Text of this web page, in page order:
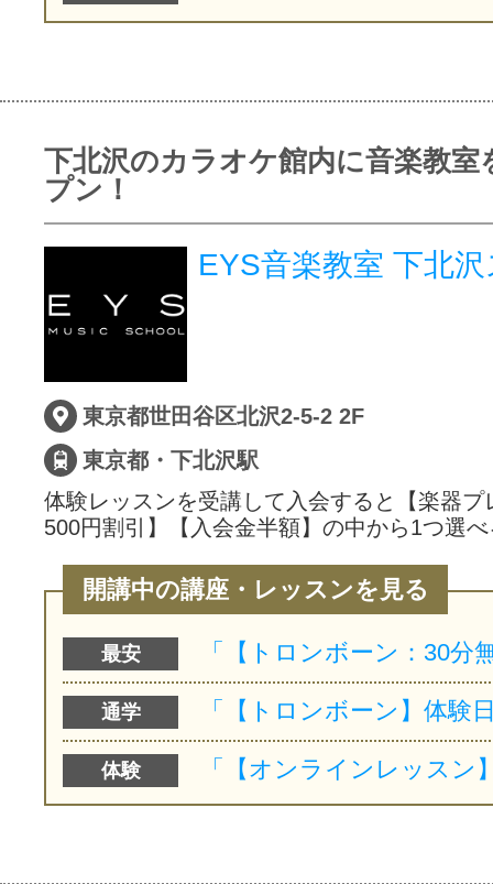
下北沢のカラオケ館内に音楽教室
プン！
EYS音楽教室 下北
東京都世田谷区北沢2-5-2 2F
東京都・下北沢駅
体験レッスンを受講して入会すると【楽器プ
500円割引】【入会金半額】の中から1つ選
開講中の講座・レッスンを見る
最安
通学
体験